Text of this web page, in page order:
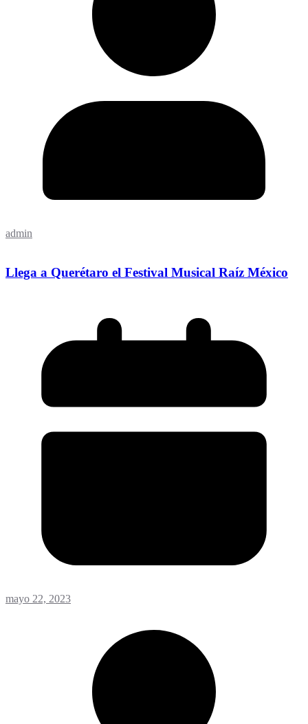
admin
Llega a Querétaro el Festival Musical Raíz México
mayo 22, 2023